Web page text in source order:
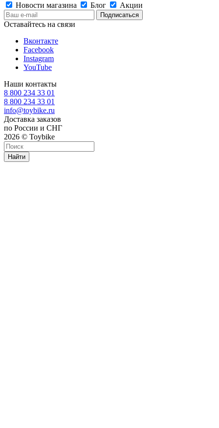
Новости магазина
Блог Акции
Оставайтесь на связи
Вконтакте
Facebook
Instagram
YouTube
Наши контакты
8 800 234 33 01
8 800 234 33 01
info@toybike.ru
Доставка заказов
по России и СНГ
2026 © Toybike
Найти